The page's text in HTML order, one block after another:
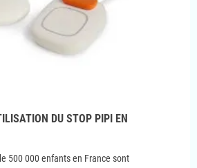
DU STOP PIPI EN
500 000 enfants en France sont